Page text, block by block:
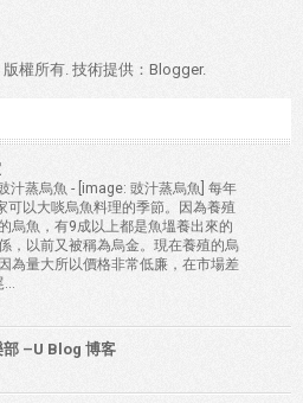
權所有. 技術提供： Blogger.
汁蒸烏魚 - [image: 豉汁蒸烏魚] 每年
可以大啖烏魚料理的季節。因為養殖
烏魚，有9成以上都是魚塭養出來的
，以前又被稱為烏金。現在養殖的烏
為量大所以價格非常低廉，在市場差
...
–U Blog 博客